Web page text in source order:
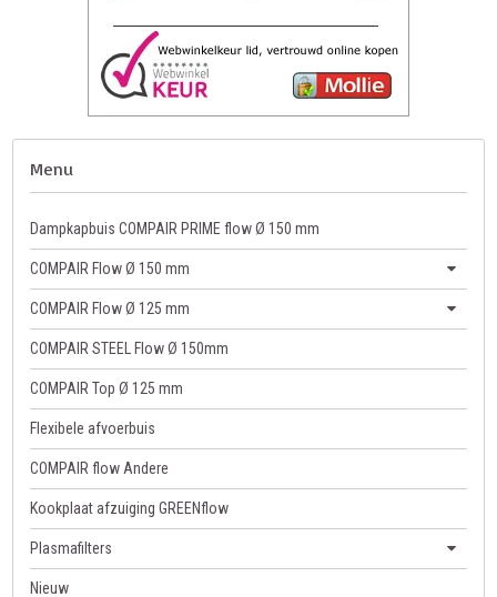
Menu
Dampkapbuis COMPAIR PRIME flow Ø 150 mm
COMPAIR Flow Ø 150 mm
COMPAIR Flow Ø 125 mm
COMPAIR STEEL Flow Ø 150mm
COMPAIR Top Ø 125 mm
Flexibele afvoerbuis
COMPAIR flow Andere
Kookplaat afzuiging GREENflow
Plasmafilters
Nieuw